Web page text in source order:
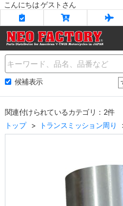
こんにちは ゲストさん
Name
候補表示
関連付けられているカテゴリ：2件
トップ
トランスミッション周り